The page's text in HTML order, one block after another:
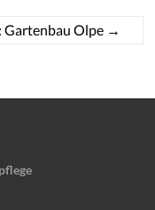
Gartenbau Olpe →